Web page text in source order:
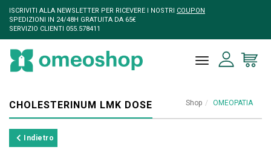
ISCRIVITI ALLA NEWSLETTER PER RICEVERE I NOSTRI COUPON
SPEDIZIONI IN 24/48H GRATUITA DA 65€
SERVIZIO CLIENTI 055.578411
toggle
Shop OMEOPATIA
CHOLESTERINUM LMK DOSE
Indietro